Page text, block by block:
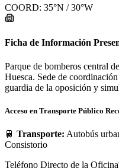
COORD:
Ficha de Información
Parque de bomberos central
Huesca. Sede de
guardia de la oposición y
Acceso en Transporte Público
🚆Transporte:
Autobús